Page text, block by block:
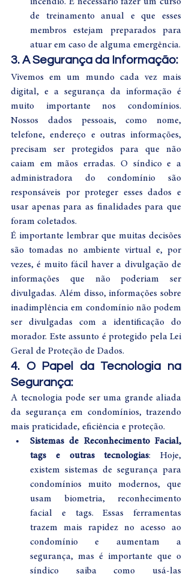
de treinamento anual e que esses
membros estejam preparados para
atuar em caso de alguma emergência.
3. A Segurança da Informação:
Vivemos em um mundo cada vez mais
digital, e a segurança da informação é
muito importante nos condomínios.
Nossos dados pessoais, como nome,
telefone, endereço e outras informações,
precisam ser protegidos para que não
caiam em mãos erradas. O síndico e a
administradora do condomínio são
responsáveis por proteger esses dados e
usar apenas para as finalidades para que
foram coletados.
É importante lembrar que muitas decisões
são tomadas no ambiente virtual e, por
vezes, é muito fácil haver a divulgação de
informações que não poderiam ser
divulgadas. Além disso, informações sobre
inadimplência em condomínio não podem
ser divulgadas com a identificação do
morador. Este assunto é protegido pela Lei
Geral de Proteção de Dados.
4. O Papel da Tecnologia na
Segurança:
A tecnologia pode ser uma grande aliada
da segurança em condomínios, trazendo
mais praticidade, eficiência e proteção.
Sistemas de Reconhecimento Facial,
tags e outras tecnologias: Hoje,
existem sistemas de segurança para
condomínios muito modernos, que
usam biometria, reconhecimento
facial e tags. Essas ferramentas
trazem mais rapidez no acesso ao
condomínio e aumentam a
segurança, mas é importante que o
síndico saiba como usá-las